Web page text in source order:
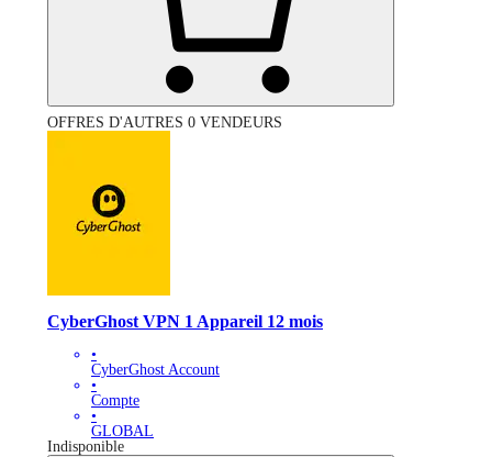
OFFRES D'AUTRES 0 VENDEURS
CyberGhost VPN 1 Appareil 12 mois
•
CyberGhost Account
•
Compte
•
GLOBAL
Indisponible